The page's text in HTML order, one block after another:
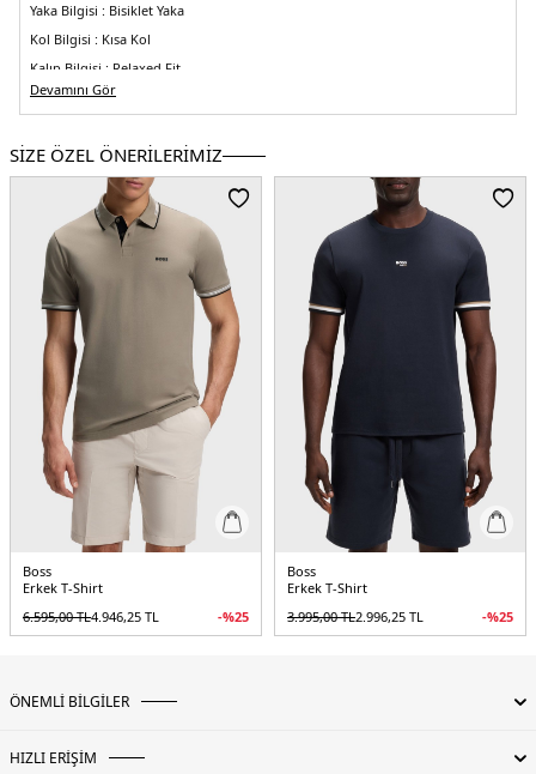
Yaka Bilgisi : Bisiklet Yaka
Kol Bilgisi : Kısa Kol
Kalıp Bilgisi : Relaxed Fit
Üretim Yeri :Bangladeş
5DY150473278343.08
Devamını Gör
SİZE ÖZEL ÖNERİLERİMİZ
Boss
Erkek T-Shirt
6.595,00TL4.946,25 TL -%25
Boss
Erkek T-Shirt
3.995,00TL2.996,25 TL -%25
ÖNEMLİ BİLGİLER
HIZLI ERİŞİM